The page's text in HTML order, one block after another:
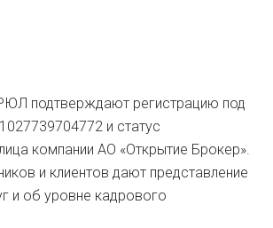
подтверждают регистрацию под
и статус
компании АО «Открытие Брокер».
и клиентов дают представление
и об уровне кадрового